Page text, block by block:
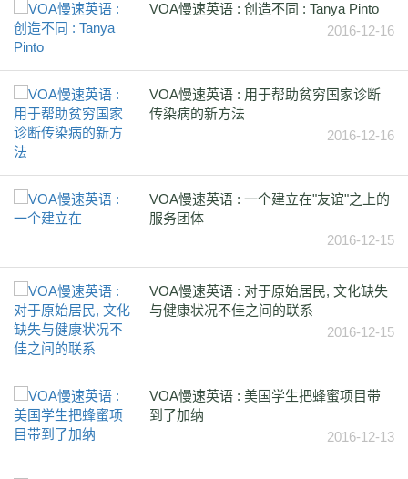
VOA慢速英语 : 创造不同 : Tanya Pinto
2016-12-16
VOA慢速英语 : 用于帮助贫穷国家诊断
传染病的新方法
2016-12-16
VOA慢速英语 : 一个建立在"友谊"之上的
服务团体
2016-12-15
VOA慢速英语 : 对于原始居民, 文化缺失
与健康状况不佳之间的联系
2016-12-15
VOA慢速英语 : 美国学生把蜂蜜项目带
到了加纳
2016-12-13